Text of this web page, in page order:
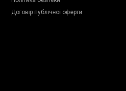
Договір публічної оферти